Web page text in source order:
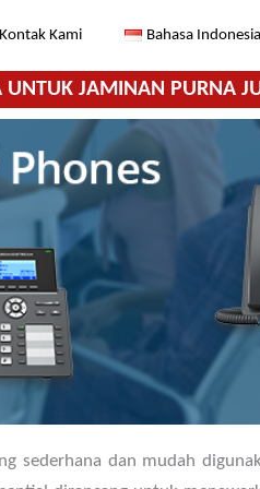
Kontak Kami Bahasa Indonesia
UNTUK JAMINAN PURNA
sederhana dan mudah